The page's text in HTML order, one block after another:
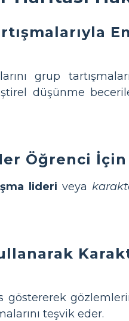
grup
düşünme
Öğrenci
lideri veya
göstererek
teşvik eder.